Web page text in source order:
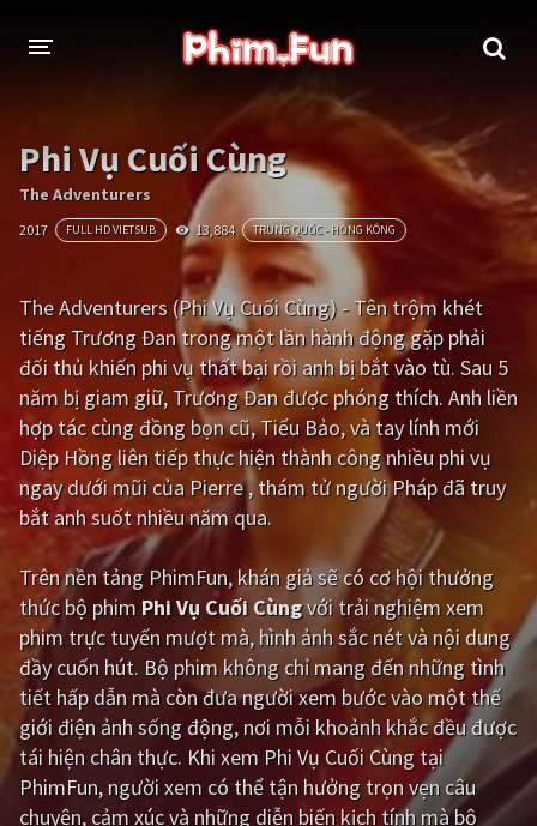
THỂ LOẠI
Thần thoại - Cổ trang Hành động
Tâm lý Chiến tranh
Nhạc kịch
Kinh dị Tội phạm - Hình sự
Phiêu lưu Hài hước
Viễn tưởng Khoa học - Tài liệu
Hoạt hình Thể thao
Tình cảm - Lãng mạn
Giật gân Gia đình
Bí ẩn Lịch sử
Viễn Tây Tiểu sử
GameShow DramaTV
QUỐC GIA
Phi Vụ Cuối Cùng
The Adventurers
2017 FULL HD VIETSUB 13,884 TRUNG QUỐC - HỒNG KÔNG
The Adventurers (Phi Vụ Cuối Cùng) - Tên trộm khét
tiếng Trương Đan trong một lần hành động gặp phải
đối thủ khiến phi vụ thất bại rồi anh bị bắt vào tù. Sau 5
năm bị giam giữ, Trương Đan được phóng thích. Anh liền
hợp tác cùng đồng bọn cũ, Tiểu Bảo, và tay lính mới
Diệp Hồng liên tiếp thực hiện thành công nhiều phi vụ
ngay dưới mũi của Pierre , thám tử người Pháp đã truy
bắt anh suốt nhiều năm qua.
Trên nền tảng PhimFun, khán giả sẽ có cơ hội thưởng
thức bộ phim Phi Vụ Cuối Cùngvới trải nghiệm xem
phim trực tuyến mượt mà, hình ảnh sắc nét và nội dung
đầy cuốn hút. Bộ phim không chỉ mang đến những tình
tiết hấp dẫn mà còn đưa người xem bước vào một thế
giới điện ảnh sống động, nơi mỗi khoảnh khắc đều được
tái hiện chân thực. Khi xem Phi Vụ Cuối Cùng tại
PhimFun, người xem có thể tận hưởng trọn vẹn câu
chuyện, cảm xúc và những diễn biến kịch tính mà bộ